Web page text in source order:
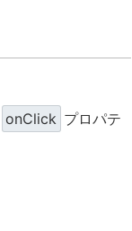
onClick プロパテ